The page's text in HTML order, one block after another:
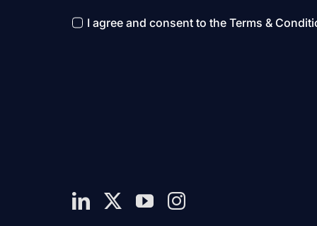
I agree and consent to the Terms &